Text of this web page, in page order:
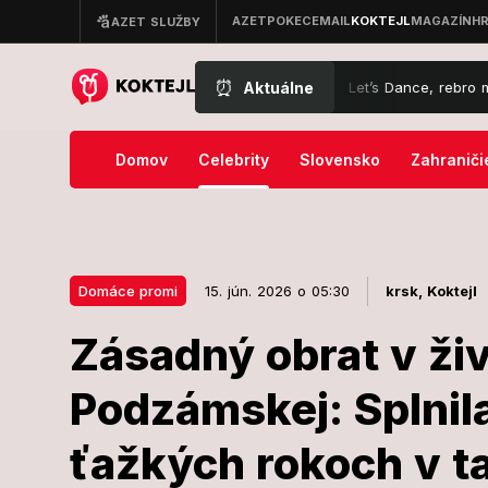
⏰ Aktuálne
Vážna nehoda tanečníka z Let’s Dance, rebro mu prepichlo
Domov Celebrity Slovensko
Domáce promi 15. jún. 2026 o 05:30 krsk, Koktejl
Zásadný obrat v
Podzámskej:
ťažkých rokoch v
Zásadný